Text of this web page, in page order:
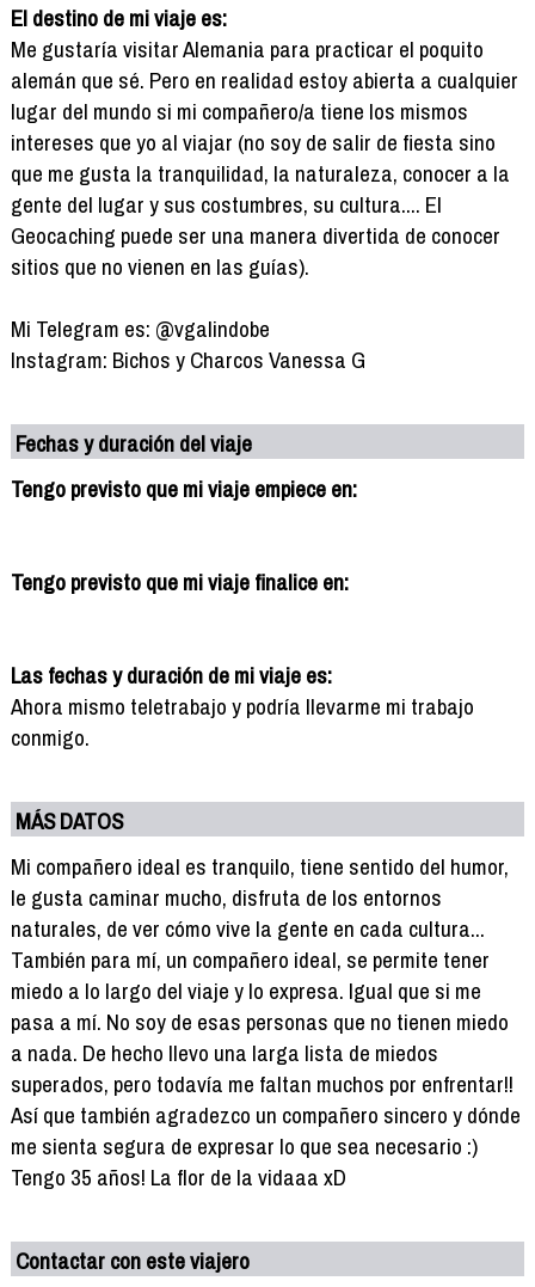
El destino de mi viaje es:
Me gustaría visitar Alemania para practicar el poquito
alemán que sé. Pero en realidad estoy abierta a cualquier
lugar del mundo si mi compañero/a tiene los mismos
intereses que yo al viajar (no soy de salir de fiesta sino
que me gusta la tranquilidad, la naturaleza, conocer a la
gente del lugar y sus costumbres, su cultura.... El
Geocaching puede ser una manera divertida de conocer
sitios que no vienen en las guías).
Mi Telegram es: @vgalindobe
Instagram: Bichos y Charcos Vanessa G
Fechas y duración del viaje
Tengo previsto que mi viaje empiece en:
Tengo previsto que mi viaje finalice en:
Las fechas y duración de mi viaje es:
Ahora mismo teletrabajo y podría llevarme mi trabajo
conmigo.
MÁS DATOS
Mi compañero ideal es tranquilo, tiene sentido del humor,
le gusta caminar mucho, disfruta de los entornos
naturales, de ver cómo vive la gente en cada cultura...
También para mí, un compañero ideal, se permite tener
miedo a lo largo del viaje y lo expresa. Igual que si me
pasa a mí. No soy de esas personas que no tienen miedo
a nada. De hecho llevo una larga lista de miedos
superados, pero todavía me faltan muchos por enfrentar!!
Así que también agradezco un compañero sincero y dónde
me sienta segura de expresar lo que sea necesario :)
Tengo 35 años! La flor de la vidaaa xD
Contactar con este viajero